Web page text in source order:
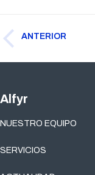
entreANTERIOR
anterior:
Alfyr
NUESTRO EQUIPO
SERVICIOS